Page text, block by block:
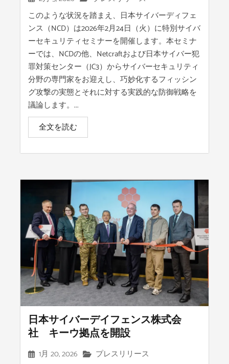
このような状況を踏まえ、日本サイバーディフェ
ンス（NCD）は2026年2月24日（火）に特別サイバ
ーセキュリティセミナーを開催します。本セミナ
ーでは、NCDの他、Netcraftおよび日本サイバー犯
罪対策センター（JC3）からサイバーセキュリティ
分野の専門家をお迎えし、巧妙化するフィッシン
グ攻撃の実態とそれに対する実践的な防御戦略を
議論します。...
全文を読む
日本サイバーデイフェンス株式会
社 キーウ拠点を開設
1月 20, 2026
プレスリリース